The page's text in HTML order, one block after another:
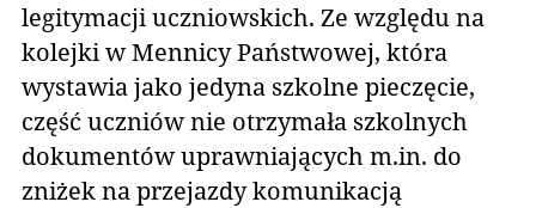
legitymacji uczniowskich. Ze względu na
kolejki w Mennicy Państwowej, która
wystawia jako jedyna szkolne pieczęcie,
część uczniów nie otrzymała szkolnych
dokumentów uprawniających m.in. do
zniżek na przejazdy komunikacją